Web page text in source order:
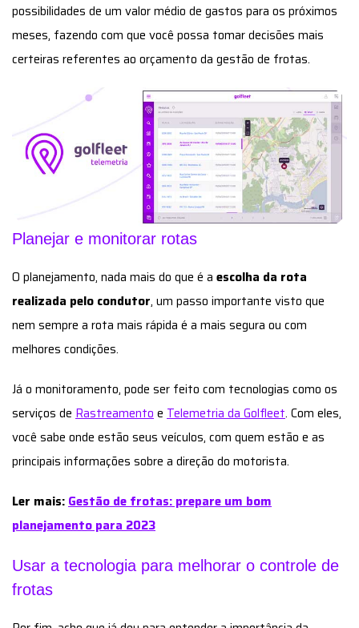
possibilidades de um valor médio de gastos para os próximos
meses, fazendo com que você possa tomar decisões mais
certeiras referentes ao orçamento da gestão de frotas.
Planejar e monitorar rotas
O planejamento, nada mais do que é a escolha da rota
realizada pelo condutor, um passo importante visto que
nem sempre a rota mais rápida é a mais segura ou com
melhores condições.
Já o monitoramento, pode ser feito com tecnologias como os
serviços de Rastreamento e Telemetria da Golfleet. Com eles,
você sabe onde estão seus veículos, com quem estão e as
principais informações sobre a direção do motorista.
Ler mais: Gestão de frotas: prepare um bom
planejamento para 2023
Usar a tecnologia para melhorar o controle de
frotas